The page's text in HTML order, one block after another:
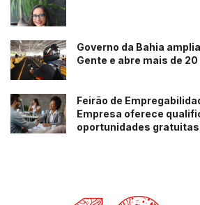
Margem de Lucro: entre 20% e
Fundo de Propaganda: 4%
Retorno de Investimento
meses
“Além de todos os benefícios sociais
Governo da Bahia
Gente e abre mais de
Feirão de
Empresa oferece
oportunidades